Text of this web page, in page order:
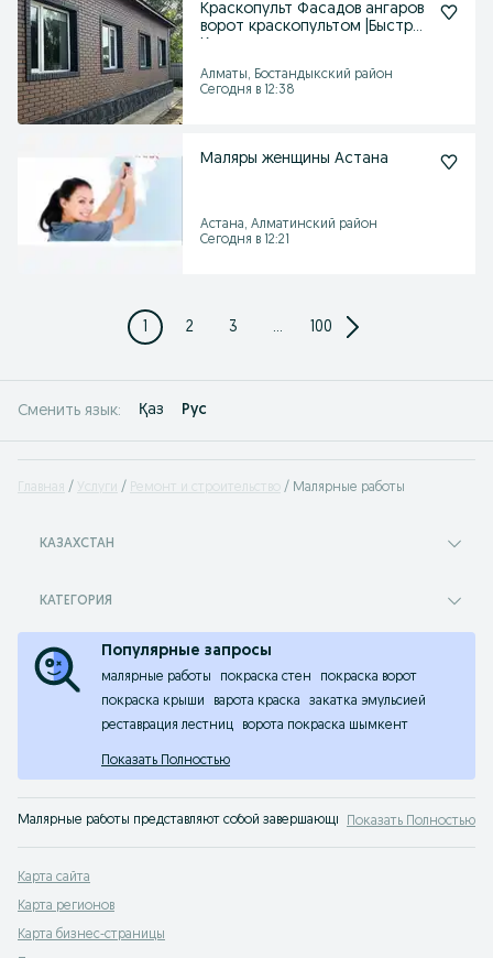
Краскопульт Фасадов ангаров
ворот краскопультом |Быстро
Алматы, Бостандыкский район
Сегодня в 12:38
Маляры женщины Астана
Астана, Алматинский район
Сегодня в 12:21
1 2 3 ... 100
Сменить язык: Қаз Рус
Главная Услуги Ремонт и строительство Малярные работы
КАЗАХСТАН
КАТЕГОРИЯ
Популярные запросы
малярные работы покраска стен
покраска ворот
покраска крыши
варота краска
закатка эмульсией
реставрация лестниц
ворота покраска шымкент
Показать Полностью
Малярные работы представляют собой завершающий этап эстетического
Где можно заказать все виды
Сервис объявлений всевозможных товаров и услуг OLX поможет вам
Данный вид услуг отличается многогранностью как по материалам, так
выравнивание стен и потолка;
Показать Полностью
Карта сайта
Карта регионов
Карта бизнес-страницы